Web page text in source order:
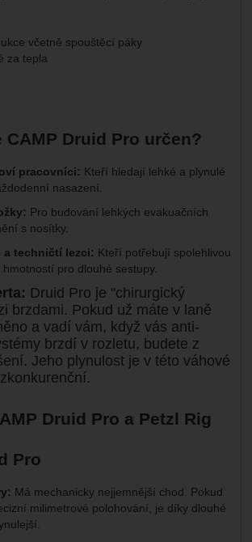
včetně spouštěcí páky
za tepla
CAMP Druid Pro určen?
pracovníci: Kteří hledají lehké a plynulé
nasazení.
Pro budování lehkých evakuačních
s nosítky.
a techničtí lezci: Kteří potřebují spolehlivou
pro dlouhé sestupy.
Druid Pro je "chirurgický
brzdami. Pokud už máte v laně
a vadí vám, když vás anti-
brzdí v rozletu, budete z
Jeho plynulost je v této váhové
Druid Pro a Petzl Rig
Pro
Má mechanicky nejjemnější chod. Pokud
milimetrové polohování, je díky dlouhé